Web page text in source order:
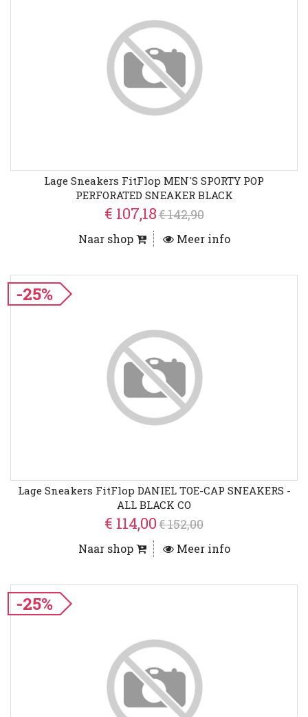
Lage Sneakers FitFlop MEN'S SPORTY POP
PERFORATED SNEAKER BLACK
€ 107,18€ 142,90
Naar shop Meer info
-25%
Lage Sneakers FitFlop DANIEL TOE-CAP SNEAKERS -
ALL BLACK CO
€ 114,00€ 152,00
Naar shop Meer info
-25%